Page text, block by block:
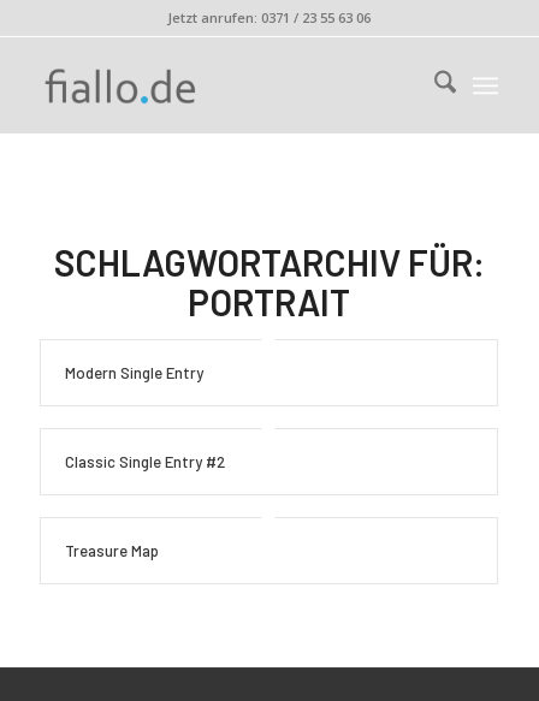
Jetzt anrufen: 0371 / 23 55 63 06
SCHLAGWORTARCHIV FÜR:
PORTRAIT
Modern Single Entry
Classic Single Entry #2
Treasure Map